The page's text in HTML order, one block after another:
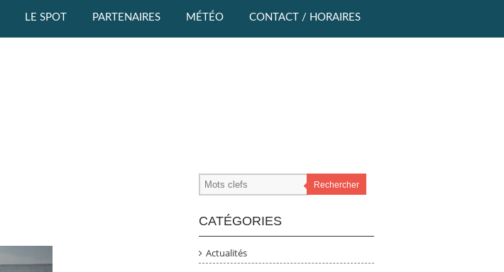
LE SPOT PARTENAIRES MÉTÉO CONTACT / HORAIRES
Rechercher
CATÉGORIES
Actualités